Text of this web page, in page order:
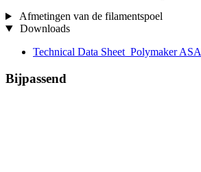
Afmetingen van de filamentspoel
Downloads
Technical Data Sheet_Polymaker ASA
Bijpassend